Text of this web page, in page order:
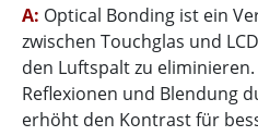
A: Optical Bonding ist ein
zwischen Touchglas und
den Luftspalt zu
Reflexionen und Blendung
erhöht den Kontrast für